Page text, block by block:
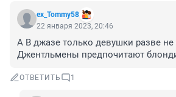
ex_Tommy58
22 января 2023, 20:46
А В джазе только девушки разве
Джентльмены предпочитают
ОТВЕТИТЬ 1